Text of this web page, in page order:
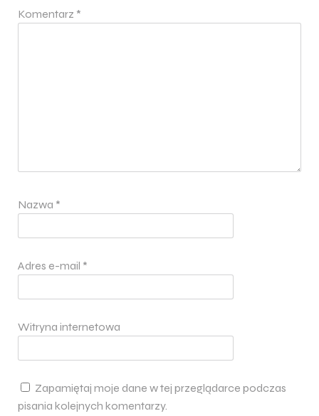
Komentarz *
Nazwa *
Adres e-mail *
Witryna internetowa
Zapamiętaj moje dane w tej przeglądarce podczas
pisania kolejnych komentarzy.